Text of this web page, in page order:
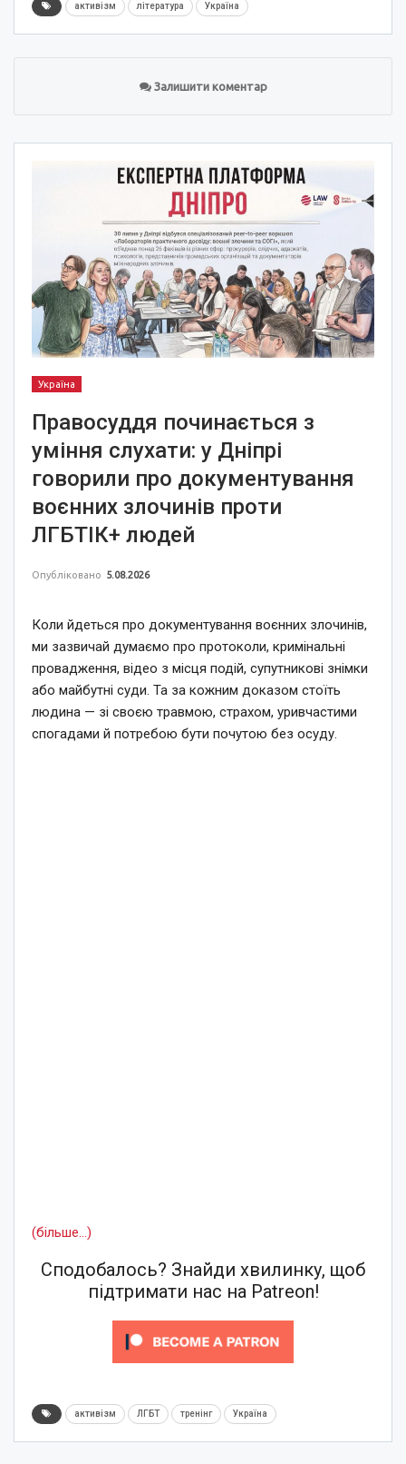
активізм література Україна
Залишити коментар
Україна
Правосуддя починається з
уміння слухати: у Дніпрі
говорили про документування
воєнних злочинів проти
ЛГБТІК+ людей
Опубліковано 5.08.2026
Коли йдеться про документування воєнних злочинів,
ми зазвичай думаємо про протоколи, кримінальні
провадження, відео з місця подій, супутникові знімки
або майбутні суди. Та за кожним доказом стоїть
людина — зі своєю травмою, страхом, уривчастими
спогадами й потребою бути почутою без осуду.
(більше…)
Сподобалось? Знайди хвилинку, щоб
підтримати нас на Patreon!
активізм ЛГБТ тренінг Україна